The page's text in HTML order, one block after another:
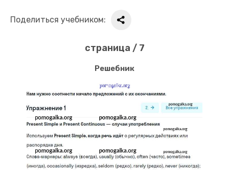
Поделиться учебником:
страница / 7
Решебник